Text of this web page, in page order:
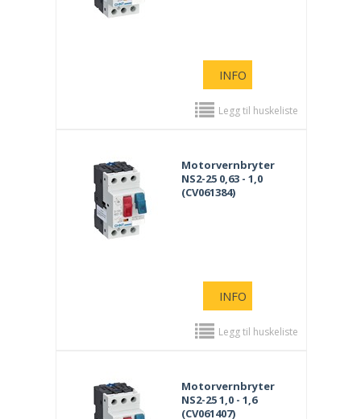
INFO
Legg til huskeliste
Motorvernbryter
NS2-25 0,63 - 1,0
(CV061384)
INFO
Legg til huskeliste
Motorvernbryter
NS2-25 1,0 - 1,6
(CV061407)